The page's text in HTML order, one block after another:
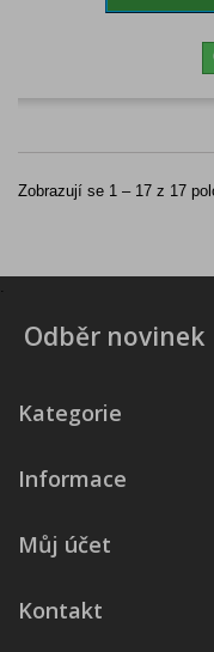
Zobrazují se 1 – 17 z 17
.
Odběr novinek
Kategorie
Informace
Můj účet
Kontakt